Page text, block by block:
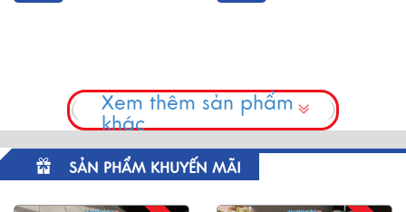
Xem thêm sản phẩm
khác
SẢN PHẨM KHUYẾN MÃI